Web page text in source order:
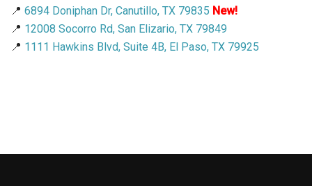
📍 6894 Doniphan Dr, Canutillo, TX 79835 New!
📍 12008 Socorro Rd, San Elizario, TX 79849
📍 1111 Hawkins Blvd, Suite 4B, El Paso, TX 79925